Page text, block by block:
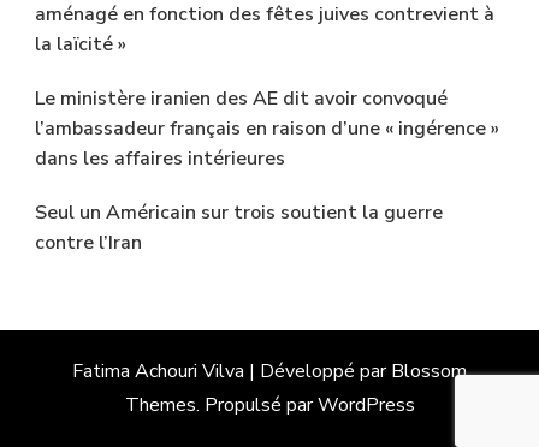
aménagé en fonction des fêtes juives contrevient à
la laïcité »
Le ministère iranien des AE dit avoir convoqué
l’ambassadeur français en raison d’une « ingérence »
dans les affaires intérieures
Seul un Américain sur trois soutient la guerre
contre l’Iran
Fatima Achouri Vilva | Développé parBlossom
Themes. Propulsé parWordPress